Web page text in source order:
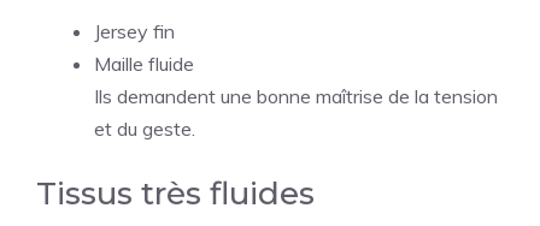
Jersey fin
Maille fluide
Ils demandent une bonne maîtrise de la tension
et du geste.
Tissus très fluides